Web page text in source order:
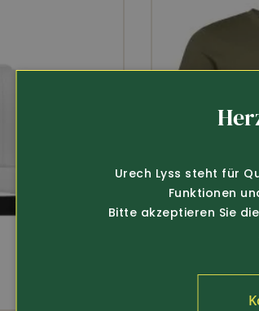
Urech Lyss steht für
Funktionen
Bitte akzeptieren Sie